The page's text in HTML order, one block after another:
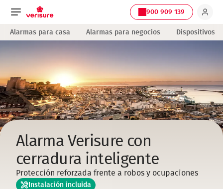
Navegación
principal
Alarmas para casa Alarmas para negocios Dispositivos
900 909 139
Alarma Verisure con
cerradura inteligente
Protección reforzada frente a robos y ocupaciones
Instalación incluida